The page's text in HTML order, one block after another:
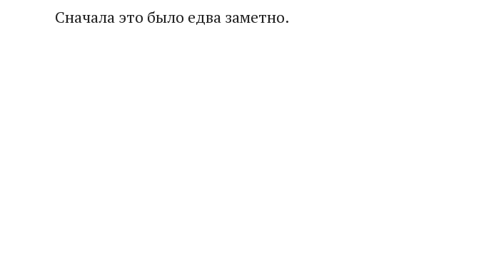
Сначала это было едва заметно.